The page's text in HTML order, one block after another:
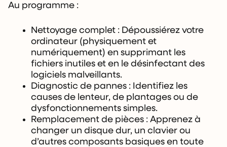
Au programme :
Nettoyage complet : Dépoussiérez votre
ordinateur (physiquement et
numériquement) en supprimant les
fichiers inutiles et en le désinfectant des
logiciels malveillants.
Diagnostic de pannes : Identifiez les
causes de lenteur, de plantages ou de
dysfonctionnements simples.
Remplacement de pièces : Apprenez à
changer un disque dur, un clavier ou
d’autres composants basiques en toute